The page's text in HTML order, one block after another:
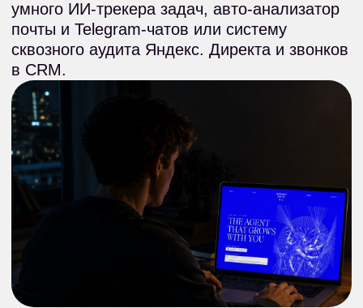
3. Запускать продакшен без студий
и актеров
Создавайте видео для обучения или
рекламы с реалистичными ИИ-аватарами.
То, что раньше обходилось в 200 000 рублей
и недели съемок, теперь делается за 2 000